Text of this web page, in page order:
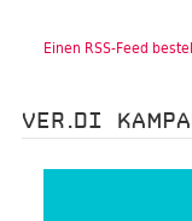
Einen RSS-Feed
VER.DI